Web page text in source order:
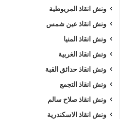
ونش انقاذ المريوطية
ونش انقاذ عين شمس
ونش انقاذ المنيا
ونش انقاذ الغربية
ونش انقاذ حدائق القبة
ونش انقاذ التجمع
ونش انقاذ صلاح سالم
ونش انقاذ الاسكندرية